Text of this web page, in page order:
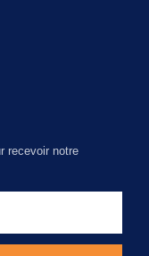
recevoir notre